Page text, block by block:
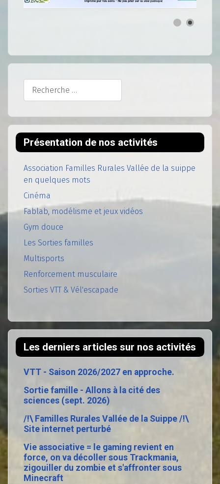
Rechercher
Présentation de nos activités
Association Familles Rurales Vallée de la suippe
en quelques mots
Cinéma
Fablab, modélisme et jeux vidéos
Gym douce
Les Sorties familles
Multisports
Renforcement musculaire
Sorties VTT & Vél'escapade
Les derniers articles sur nos activités
VTT - Saison 2026/2027 en approche.
Sortie famille - Allons à la cité des
sciences (sept. 2026)
/!\ Familles Rurales Vallée de la Suippe /!\
Site internet perturbé
Vie associative = le gaming revient en
force, on va décoller sous Trackmania,
zigouiller du zombie et s'affronter sous
Minecraft